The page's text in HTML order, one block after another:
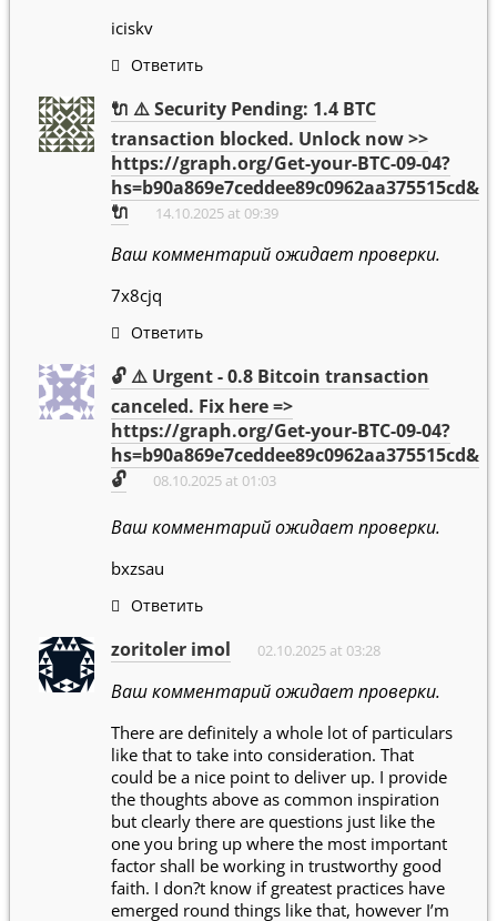
iciskv
Ответить
🔌 ⚠️ Security Pending: 1.4 BTC
transaction blocked. Unlock now >>
https://graph.org/Get-your-BTC-09-04?
hs=b90a869e7ceddee89c0962aa375515cd&
🔌
14.10.2025 at 09:39
Ваш комментарий ожидает проверки.
7x8cjq
Ответить
🔓 ⚠️ Urgent - 0.8 Bitcoin transaction
canceled. Fix here =>
https://graph.org/Get-your-BTC-09-04?
hs=b90a869e7ceddee89c0962aa375515cd&
🔓
08.10.2025 at 01:03
Ваш комментарий ожидает проверки.
bxzsau
Ответить
zoritoler imol 02.10.2025 at 03:28
Ваш комментарий ожидает проверки.
There are definitely a whole lot of particulars
like that to take into consideration. That
could be a nice point to deliver up. I provide
the thoughts above as common inspiration
but clearly there are questions just like the
one you bring up where the most important
factor shall be working in trustworthy good
faith. I don?t know if greatest practices have
emerged round things like that, however I’m